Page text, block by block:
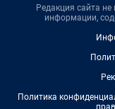
Редакция сайта не
информации,
Политика